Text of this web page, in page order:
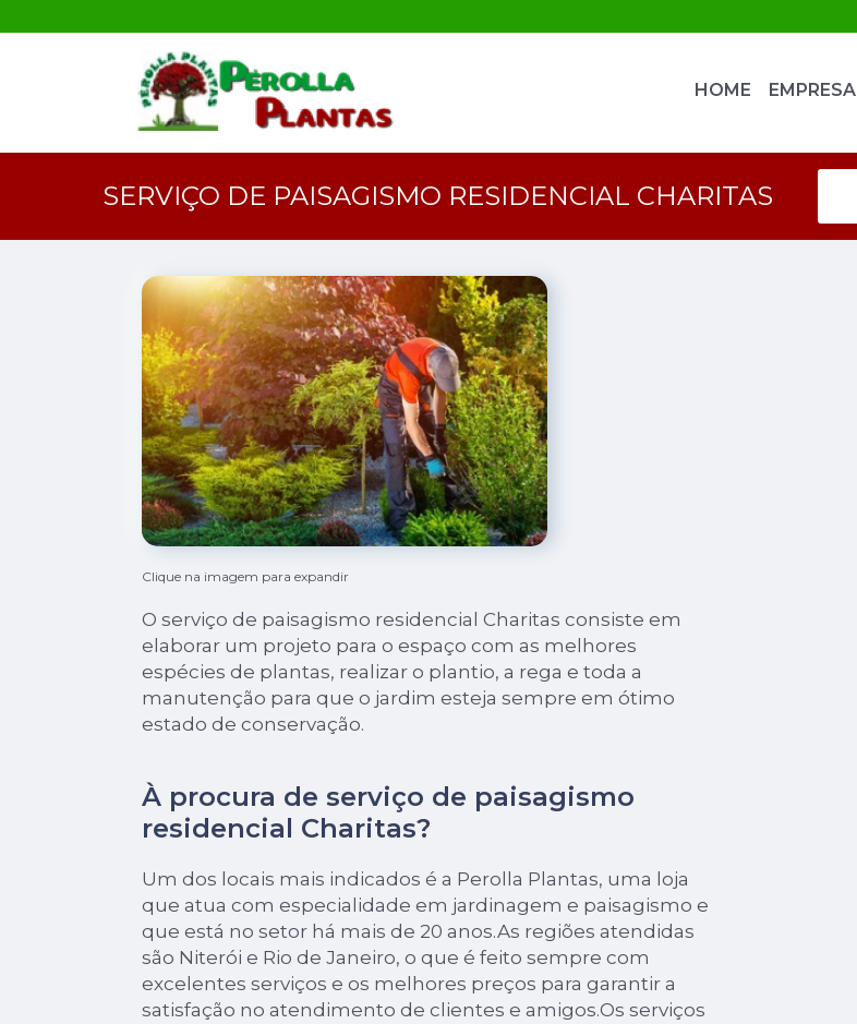
HOME EMPRESA
SERVIÇO DE PAISAGISMO RESIDENCIAL CHARITAS
Clique na imagem para expandir
O serviço de paisagismo residencial Charitas consiste em
elaborar um projeto para o espaço com as melhores
espécies de plantas, realizar o plantio, a rega e toda a
manutenção para que o jardim esteja sempre em ótimo
estado de conservação.
À procura de serviço de paisagismo
residencial Charitas?
Um dos locais mais indicados é a Perolla Plantas, uma loja
que atua com especialidade em jardinagem e paisagismo e
que está no setor há mais de 20 anos.As regiões atendidas
são Niterói e Rio de Janeiro, o que é feito sempre com
excelentes serviços e os melhores preços para garantir a
satisfação no atendimento de clientes e amigos.Os serviços